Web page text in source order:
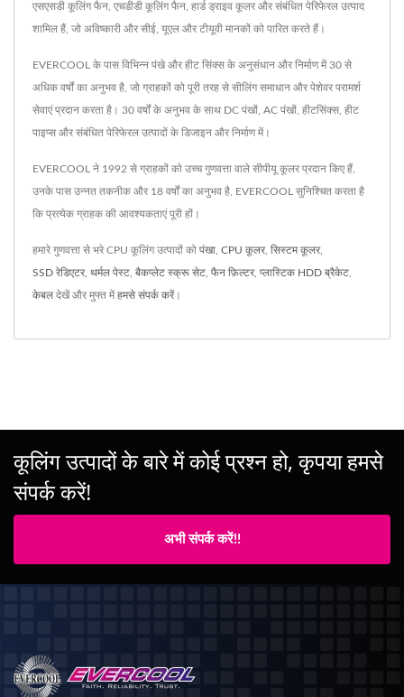
एसएसडी कूलिंग फैन, एचडीडी कूलिंग फैन, हार्ड ड्राइव कूलर और संबंधित पेरिफेरल उत्पाद
शामिल हैं, जो अविष्कारी और सीई, यूएल और टीयूवी मानकों को पारित करते हैं।
EVERCOOL के पास विभिन्न पंखे और हीट सिंक्स के अनुसंधान और निर्माण में 30 से
अधिक वर्षों का अनुभव है, जो ग्राहकों को पूरी तरह से सीलिंग समाधान और पेशेवर परामर्श
सेवाएं प्रदान करता है। 30 वर्षों के अनुभव के साथ DC पंखों, AC पंखों, हीटसिंक्स, हीट
पाइप्स और संबंधित पेरिफेरल उत्पादों के डिजाइन और निर्माण में।
EVERCOOL ने 1992 से ग्राहकों को उच्च गुणवत्ता वाले सीपीयू कूलर प्रदान किए हैं,
उनके पास उन्नत तकनीक और 18 वर्षों का अनुभव है, EVERCOOL सुनिश्चित करता है
कि प्रत्येक ग्राहक की आवश्यकताएं पूरी हों।
हमारे गुणवत्ता से भरे CPU कूलिंग उत्पादों को पंखा CPU कूलर, सिस्टम कूलर,
SSD रेडिएटर, थर्मल पेस्ट बैकप्लेट स्क्रू सेट फैन फ़िल्टर, प्लास्टिक HDD ब्रैकेट
केबल देखें और मुफ्त मेंहमसे संपर्क करें।
कूलिंग उत्पादों के बारे में कोई प्रश्न हो, कृपया हमसे
संपर्क करें!
अभी संपर्क करें!!